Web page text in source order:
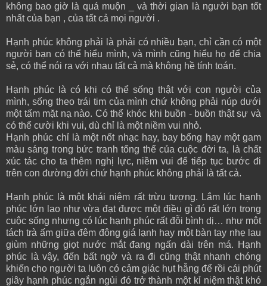
không bao giờ là quá muộn _ và thời gian là người bạn tốt
nhất của bạn , của tất cả mọi người .
Hạnh phúc không phải là phải có nhiều bạn, chỉ cần có một
người bạn có thể hiểu mình, và mình cũng hiểu họ để chia
sẻ, có thể nói ra với nhau tất cả mà không hề tính toán.
Hạnh phúc là có khi có thể sống thật với con người của
mình, sống theo trái tim của mình chứ không phải núp dưới
một tấm mặt nạ nào. Có thể khóc khi buồn - buồn thật sự và
có thể cười khi vui, dù chỉ là một niềm vui nhỏ.
Hạnh phúc chỉ là một nốt nhạc hay, bay bổng hay một gam
màu sáng trong bức tranh tổng thể của cuộc đời ta, là chất
xúc tác cho ta thêm nghị lực, niềm vui để tiếp tục bước đi
trên con đường đời chứ hạnh phúc không phải là tất cả.
Hạnh phúc là một khái niệm rất trừu tượng. Lắm lúc hạnh
phúc lớn lao như vừa đạt được một điều gì đó rất lớn trong
cuộc sống nhưng có lúc hạnh phúc rất đỗi bình dị… như một
tách trà ấm giữa đêm đông giá lạnh hay một bàn tay nhẹ lau
giùm những giọt nước mắt đang ngấn dài trên má. Hạnh
phúc là vậy, đến bất ngờ và ra đi cũng thật nhanh chóng
khiến cho người ta luôn có cảm giác hụt hẫng để rồi cái phút
giây hạnh phúc ngắn ngủi đó trở thành một kỉ niệm thật khó